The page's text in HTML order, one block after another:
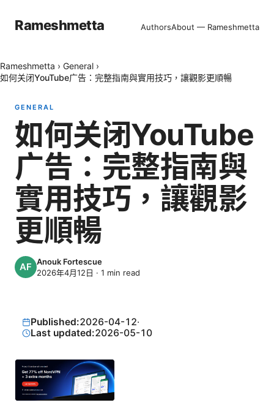
Rameshmetta AuthorsAbout — Rameshmetta
Rameshmetta › General ›
如何关闭YouTube广告：完整指南與實用技巧，讓觀影更順暢
GENERAL
如何关闭YouTube
广告：完整指南與
實用技巧，讓觀影
更順暢
Anouk Fortescue
2026年4月12日 · 1 min read
Published:2026-04-12·
Last updated:2026-05-10